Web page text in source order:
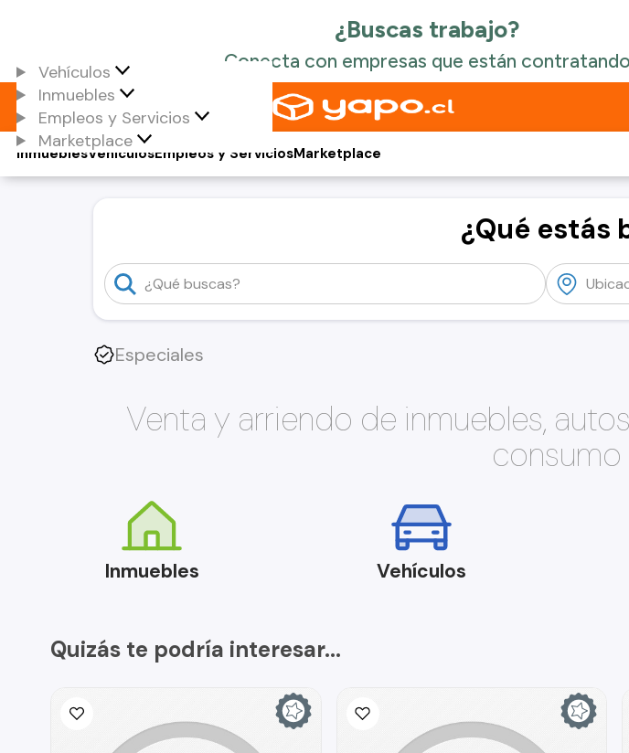
Vehículos
Inmuebles
Empleos y Servicios
Marketplace
Vehículos
Inmuebles Empleos y ServiciosMarketplace
¿Qué estás
Especiales
Venta y arriendo de inmuebles,
consumo
Inmuebles Vehículos
Quizás te podría interesar...